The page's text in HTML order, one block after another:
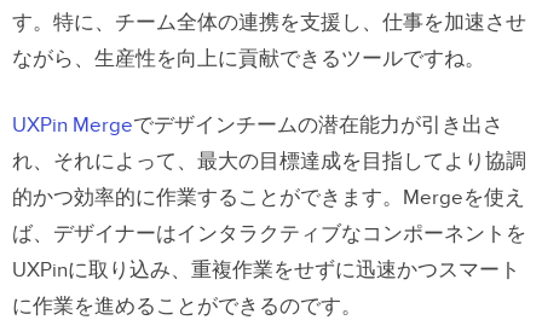
す。特に、チーム全体の連携を支援し、仕事を加速させ
ながら、生産性を向上に貢献できるツールですね。
UXPin Mergeでデザインチームの潜在能力が引き出さ
れ、それによって、最大の目標達成を目指してより協調
的かつ効率的に作業することができます。Mergeを使え
ば、デザイナーはインタラクティブなコンポーネントを
UXPinに取り込み、重複作業をせずに迅速かつスマート
に作業を進めることができるのです。